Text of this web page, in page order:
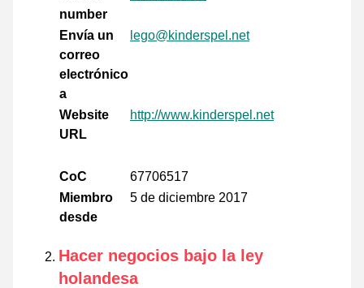
number
Envía un
correo
electrónico
a
lego@kinderspel.net
Website
URL
http://www.kinderspel.net
CoC
67706517
Miembro
desde
5 de diciembre 2017
Hacer negocios bajo la ley
holandesa